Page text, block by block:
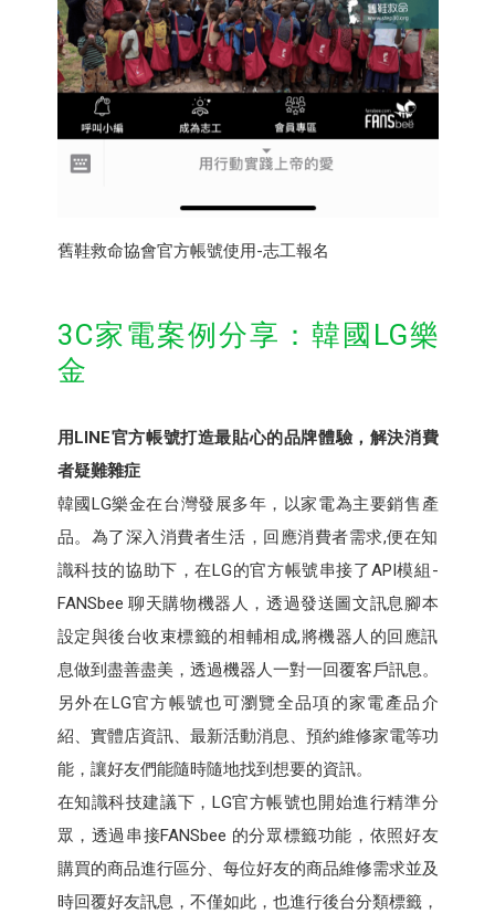
舊鞋救命協會官方帳號使用-志工報名
3C家電案例分享：韓國LG樂
金
用LINE官方帳號打造最貼心的品牌體驗，解決消費
者疑難雜症
韓國LG樂金在台灣發展多年，以家電為主要銷售產
品。為了深入消費者生活，回應消費者需求,便在知
識科技的協助下，在LG的官方帳號串接了API模組-
FANSbee 聊天購物機器人，透過發送圖文訊息腳本
設定與後台收束標籤的相輔相成,將機器人的回應訊
息做到盡善盡美，透過機器人一對一回覆客戶訊息。
另外在LG官方帳號也可瀏覽全品項的家電產品介
紹、實體店資訊、最新活動消息、預約維修家電等功
能，讓好友們能隨時隨地找到想要的資訊。
在知識科技建議下，LG官方帳號也開始進行精準分
眾，透過串接FANSbee 的分眾標籤功能，依照好友
購買的商品進行區分、每位好友的商品維修需求並及
時回覆好友訊息，不僅如此，也進行後台分類標籤，